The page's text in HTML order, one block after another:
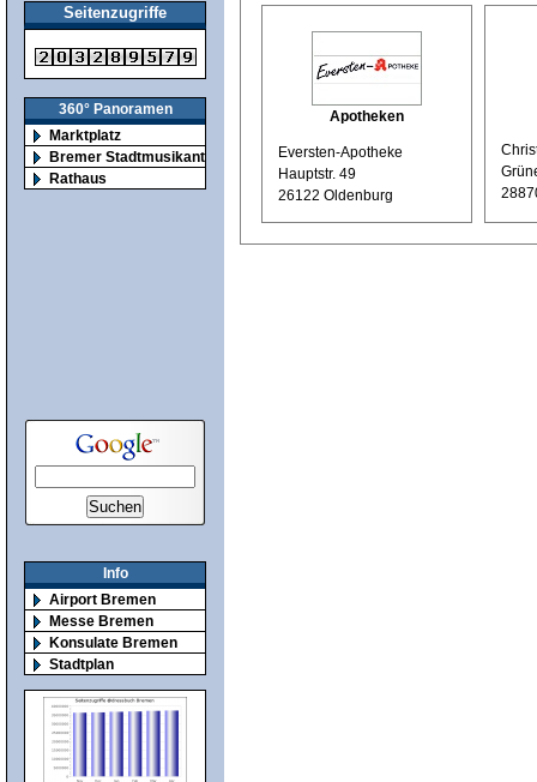
Seitenzugriffe
360° Panoramen
Marktplatz
Bremer Stadtmusikanten
Rathaus
Info
Airport Bremen
Messe Bremen
Konsulate Bremen
Stadtplan
Apotheken
Eversten-Apotheke
Hauptstr. 49
26122 Oldenburg